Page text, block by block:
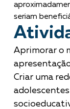
seriam
Aprimorar o
Criar uma